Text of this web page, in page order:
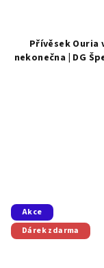
Přívěsek Ouria
nekonečna | DG
Akce
Dárek zdarma